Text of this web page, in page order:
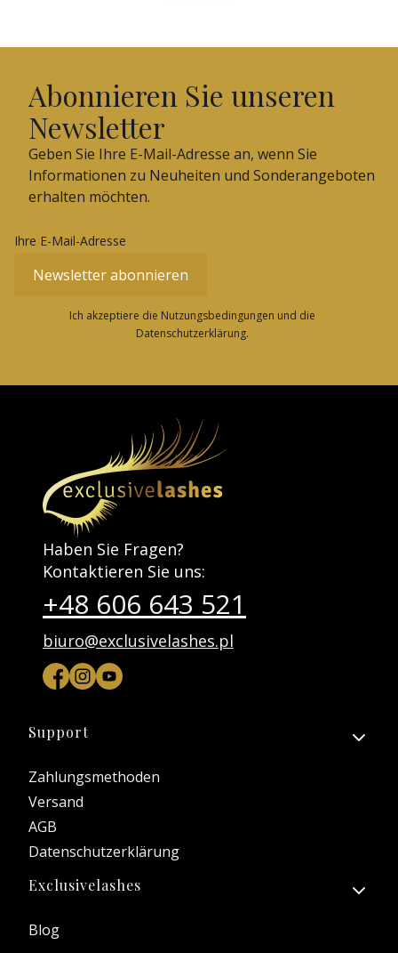
Abonnieren Sie unseren
Newsletter
Geben Sie Ihre E-Mail-Adresse an, wenn Sie
Informationen zu Neuheiten und Sonderangeboten
erhalten möchten.
Ihre E-Mail-Adresse
Newsletter abonnieren
Ich akzeptiere die Nutzungsbedingungen und die
Datenschutzerklärung.
Haben Sie Fragen?
Kontaktieren Sie uns:
+48 606 643 521
biuro@exclusivelashes.pl
Fußzeilenmenü
Support
Zahlungsmethoden
Versand
AGB
Datenschutzerklärung
Exclusivelashes
Blog